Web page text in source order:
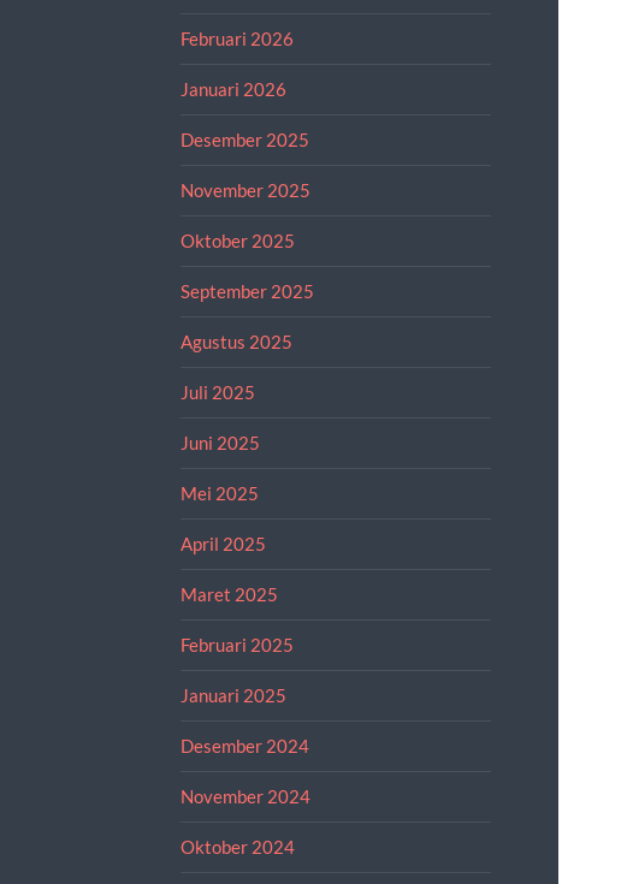
Februari 2026
Januari 2026
Desember 2025
November 2025
Oktober 2025
September 2025
Agustus 2025
Juli 2025
Juni 2025
Mei 2025
April 2025
Maret 2025
Februari 2025
Januari 2025
Desember 2024
November 2024
Oktober 2024